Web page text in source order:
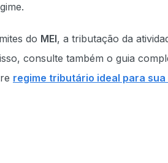
do MEI, a tributação da
consulte também o guia
regime tributário ideal para sua